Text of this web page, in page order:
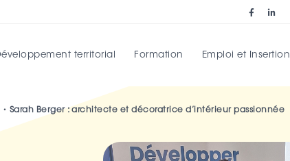
territorial Formation Emploi et Insertion
• Sarah Berger : architecte et décoratrice d’intérieur passionnée